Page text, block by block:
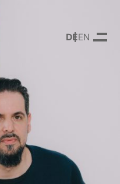
DEUTSCH
ENGLISH